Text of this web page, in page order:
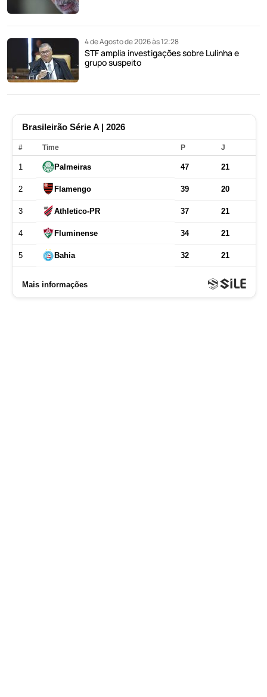
4 de Agosto de 2026 às 12:28
STF amplia investigações sobre Lulinha e
grupo suspeito